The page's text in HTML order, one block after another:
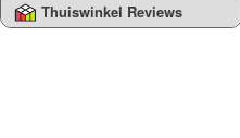
Thuiswinkel Reviews